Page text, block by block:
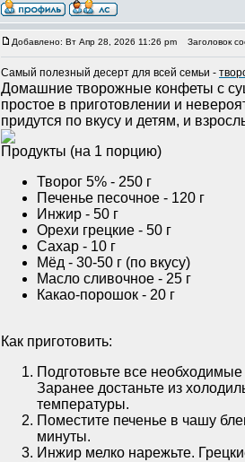
Добавлено: Вт Апр 28, 2026 11:26 pm Заголовок
Самый полезный десерт для всей семьи -
Домашние творожные конфеты с
простое в приготовлении и
придутся по вкусу и детям, и
Продукты (на 1 порцию)
Творог 5% - 250 г
Печенье песочное - 120 г
Инжир - 50 г
Орехи грецкие - 50 г
Сахар - 10 г
Мёд - 30-50 г (по вкусу)
Масло сливочное - 25 г
Какао-порошок - 20 г
Как приготовить:
Подготовьте все
Заранее достаньте из
температуры.
Поместите печенье в чашу
минуты.
Инжир мелко нарежьте.